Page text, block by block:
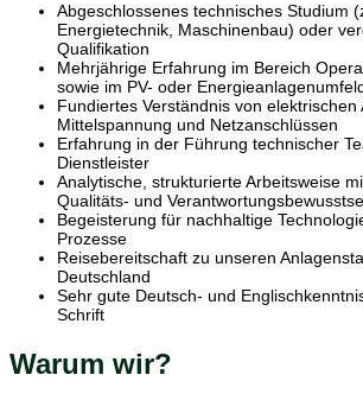
Abgeschlossenes technisches Studium
Energietechnik, Maschinenbau) oder
Qualifikation
Mehrjährige Erfahrung im Bereich
sowie im PV- oder
Fundiertes Verständnis von elektrischen
Mittelspannung und Netzanschlüssen
Erfahrung in der Führung technischer
Dienstleister
Analytische, strukturierte Arbeitsweise
Qualitäts- und
Begeisterung für nachhaltige
Prozesse
Reisebereitschaft zu unseren
Deutschland
Sehr gute Deutsch- und
Schrift
Warum wir?